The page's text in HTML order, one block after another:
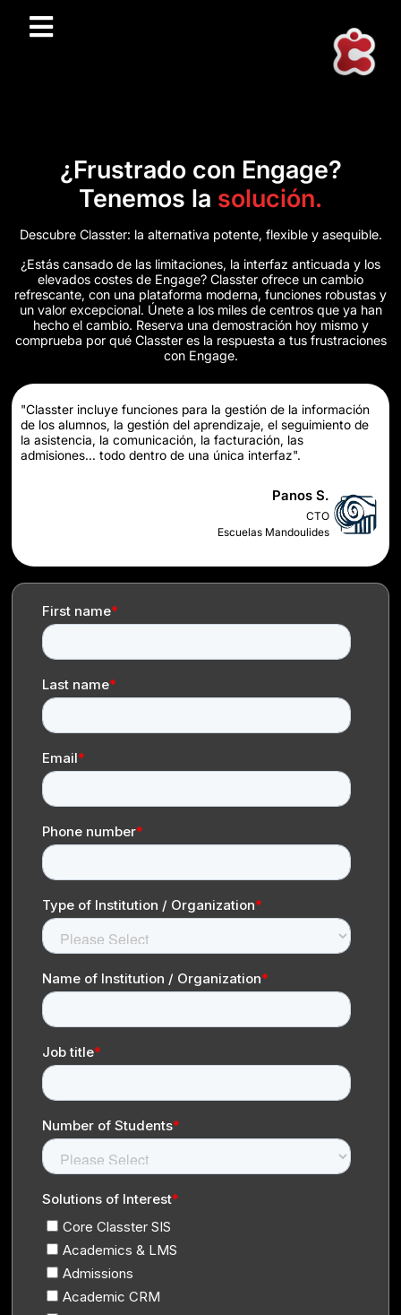
¿Frustrado con Engage?
Tenemos la solución.
Descubre Classter: la alternativa potente, flexible y asequible.
¿Estás cansado de las limitaciones, la interfaz anticuada y los
elevados costes de Engage? Classter ofrece un cambio
refrescante, con una plataforma moderna, funciones robustas y
un valor excepcional. Únete a los miles de centros que ya han
hecho el cambio. Reserva una demostración hoy mismo y
comprueba por qué Classter es la respuesta a tus frustraciones
con Engage.
"Classter incluye funciones para la gestión de la información
de los alumnos, la gestión del aprendizaje, el seguimiento de
la asistencia, la comunicación, la facturación, las
admisiones... todo dentro de una única interfaz".
Panos S.
CTO
Escuelas Mandoulides